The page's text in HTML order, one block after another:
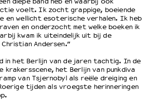
voelt. Ik zocht grappige, boeiende
en wellicht esoterische verhalen. Ik heb
en onderzocht met welke boeken ik
kwam ik uiteindelijk uit bij de
Andersen.”
in het Berlijn van de jaren tachtig. In de
krakersscene, het Berlijn van punkdiva
van Tsjernobyl als reële dreiging en
tijden als vroegste herinneringen